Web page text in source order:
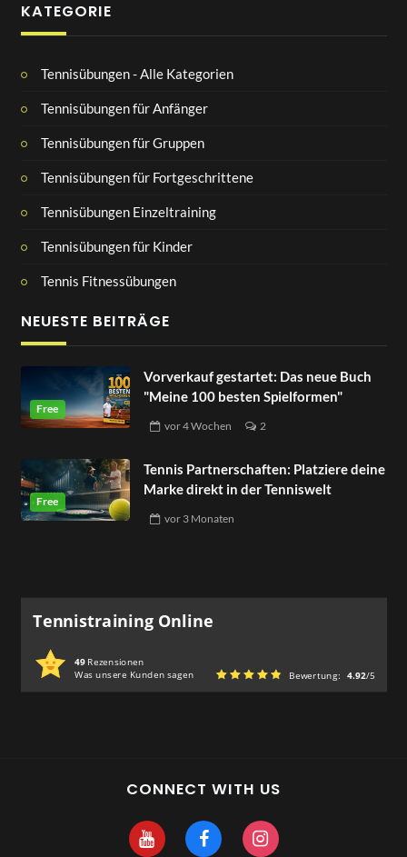
KATEGORIE
Tennisübungen - Alle Kategorien
Tennisübungen für Anfänger
Tennisübungen für Gruppen
Tennisübungen für Fortgeschrittene
Tennisübungen Einzeltraining
Tennisübungen für Kinder
Tennis Fitnessübungen
NEUESTE BEITRÄGE
Vorverkauf gestartet: Das neue Buch
"Meine 100 besten Spielformen"
vor4 Wochen 2
Tennis Partnerschaften: Platziere deine
Marke direkt in der Tenniswelt
vor 3 Monaten
Tennistraining Online
49Rezensionen
Was unsere Kunden sagen
Bewertung: 4.92/5
CONNECT WITH US